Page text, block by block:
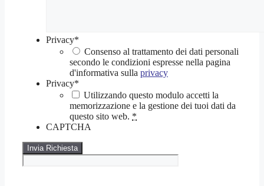
Privacy*
Consenso al trattamento dei dati personali
secondo le condizioni espresse nella pagina
d'informativa sulla privacy
Privacy*
Utilizzando questo modulo accetti la
memorizzazione e la gestione dei tuoi dati da
questo sito web. *
CAPTCHA